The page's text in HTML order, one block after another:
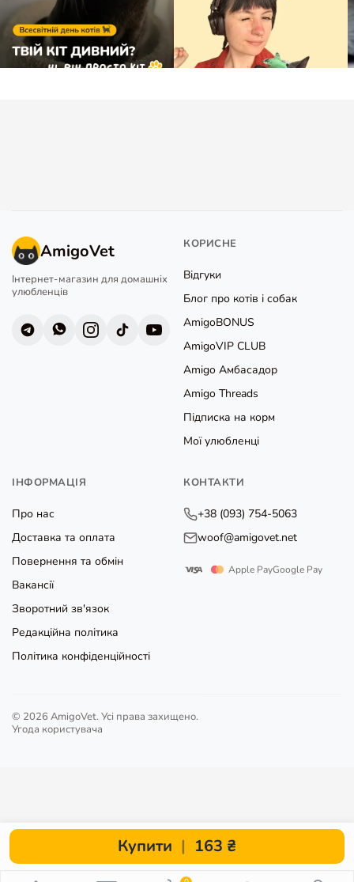
AmigoVet
Інтернет-магазин для домашніх
улюбленців
КОРИСНЕ
Відгуки
Блог про котів і собак
AmigoBONUS
AmigoVIP CLUB
Amigo Амбасадор
Amigo Threads
Підписка на корм
Мої улюбленці
ІНФОРМАЦІЯ
Про нас
Доставка та оплата
Повернення та обмін
Вакансії
Зворотний зв'язок
Редакційна політика
Політика конфіденційності
КОНТАКТИ
+38 (093) 754-5063
woof@amigovet.net
Apple PayGoogle Pay
© 2026 AmigoVet. Усі права захищено.
Угода користувача
Купити | 163 ₴